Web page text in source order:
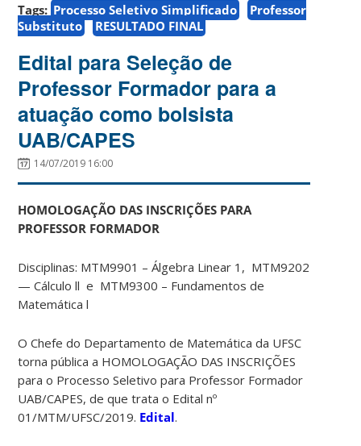
Tags: Processo Seletivo Simplificado
Professor
Substituto
RESULTADO FINAL
Edital para Seleção de
Professor Formador para a
atuação como bolsista
UAB/CAPES
14/07/2019 16:00
HOMOLOGAÇÃO DAS INSCRIÇÕES PARA
PROFESSOR FORMADOR
Disciplinas: MTM9901 – Álgebra Linear 1, MTM9202
— Cálculo ll e MTM9300 – Fundamentos de
Matemática l
O Chefe do Departamento de Matemática da UFSC
torna pública a HOMOLOGAÇÃO DAS INSCRIÇÕES
para o Processo Seletivo para Professor Formador
UAB/CAPES, de que trata o Edital nº
01/MTM/UFSC/2019. Edital.